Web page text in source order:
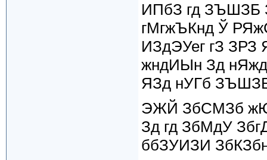
ИПбЗ гд ЗЪШЗБ
гМгжЪКнд Ў
ИЗдЭУег гЗ
жндИЫн Зд
ЯЗд нУГб
ЭЖЙ ЗбСМЗб
Зд гд ЗбМдУ
ббЗУИЗИ